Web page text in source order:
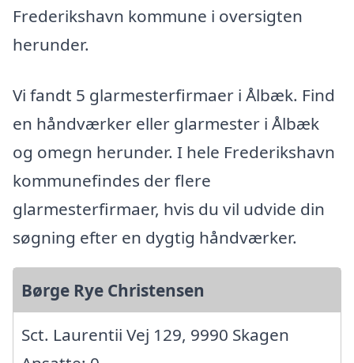
Frederikshavn kommune i oversigten
herunder.
Vi fandt 5 glarmesterfirmaer i Ålbæk. Find
en håndværker eller glarmester i Ålbæk
og omegn herunder. I hele Frederikshavn
kommunefindes der flere
glarmesterfirmaer, hvis du vil udvide din
søgning efter en dygtig håndværker.
Børge Rye Christensen
Sct. Laurentii Vej 129, 9990 Skagen